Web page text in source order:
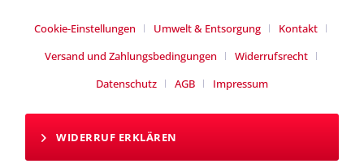
Cookie-Einstellungen Umwelt & Entsorgung
Kontakt
Versand und Zahlungsbedingungen
Widerrufsrecht
Datenschutz
AGB Impressum
WIDERRUF ERKLÄREN